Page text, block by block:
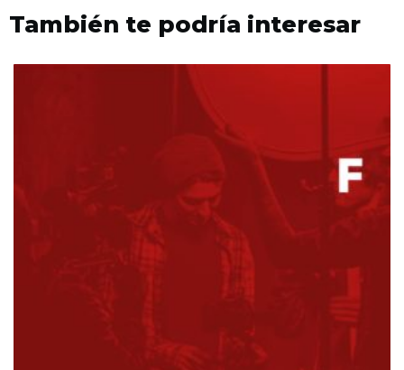
También te podría interesar